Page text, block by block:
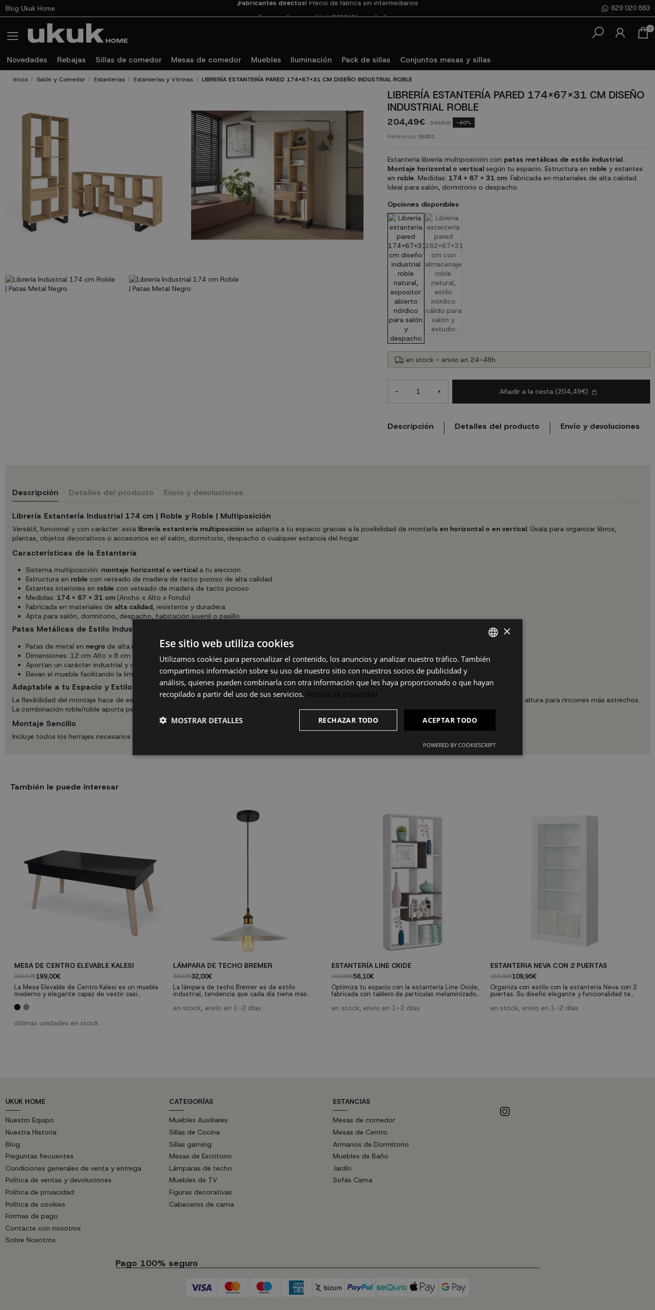
Blog Ukuk Home Paga en 3 cuotas SIN INTERESES con SeQura 629 020 883
0
Novedades Rebajas Sillas de comedor Mesas de comedor Muebles Iluminación Pack de sillas Conjuntos mesas y sillas
Inicio Salón y Comedor Estanterías Estanterías y Vitrinas LIBRERÍA ESTANTERÍA PARED 174X67X31 CM DISEÑO INDUSTRIAL ROBLE
LIBRERÍA ESTANTERÍA PARED 174X67X31 CM DISEÑO
INDUSTRIAL ROBLE
204,49€ 340,82€ -40%
Referencia 06851
Estantería librería multiposición con patas metálicas de estilo industrial.
Montaje horizontal o verticalsegún tu espacio. Estructura en roble y estantes
en roble. Medidas: 174 x 67 x 31 cm. Fabricada en materiales de alta calidad.
Ideal para salón, dormitorio o despacho.
Opciones disponibles
en stock - envío en 24-48h
- + Añadir a la cesta(204,49€)
Descripción Detalles del producto Envío y devoluciones
Descripción Detalles del producto Envío y devoluciones
Librería Estantería Industrial 174 cm | Roble y Roble | Multiposición
Versátil, funcional y con carácter: esta librería estantería multiposiciónse adapta a tu espacio gracias a la posibilidad de montarla en horizontal o en vertical. Úsala para organizar libros,
plantas, objetos decorativos o accesorios en el salón, dormitorio, despacho o cualquier estancia del hogar.
Características de la Estantería
Sistema multiposición: montaje horizontal o verticala tu elección
Estructura en roble con veteado de madera de tacto poroso de alta calidad
Estantes interiores en roble con veteado de madera de tacto poroso
Medidas: 174 x 67 x 31 cm(Ancho x Alto x Fondo)
Fabricada en materiales de alta calidad, resistente y duradera
Apta para salón, dormitorio, despacho, habitación juvenil o pasillo
Patas Metálicas de Estilo Industrial
Patas de metal en negro de alta resistencia
Dimensiones: 12 cm Alto x 8 cm Ancho x 33 cm Profundidad
Aportan un carácter industrial y contemporáneo al conjunto
Elevan el mueble facilitando la limpieza del suelo
Adaptable a tu Espacio y Estilo
La flexibilidad del montaje hace de esta estantería un mueble único: en horizontal ocupa más ancho para espacios abiertos y amplios; en vertical aprovecha la altura para rincones más estrechos.
La combinación roble/roble aporta personalidad y modernidad a cualquier decoración.
Montaje Sencillo
Incluye todos los herrajes necesarios para una instalación rápida y segura, tanto apoyada en pared como como mueble independiente.
También le puede interesar
MESA DE CENTRO ELEVABLE KALESI
331,67€199,00€
La Mesa Elevable de Centro Kalesi es un mueble
moderno y elegante capaz de vestir casi
espacio extra bajo su tapa para guardar cualquier
últimas unidades en stock
LÁMPARA DE TECHO BREMER
53,33€32,00€
La lámpara de techo Bremer es de estilo
industrial, tendencia que cada día tiene más
aparentemente fría pero combinándola con
en stock, envío en 1-2 días
ESTANTERÍA LINE OXIDE
102,00€56,10€
Optimiza tu espacio con la estantería Line Oxide,
fabricada con tablero de partículas melaminizado
una solución organizativa duradera para tu hogar.
en stock, envío en 1-2 días
ESTANTERIA NEVA CON 2 PUERTAS
219,90€109,95€
Organiza con estilo con la estantería Neva con 2
puertas. Su diseño elegante y funcionalidad te
y práctico para realzar la organización en tu
en stock, envío en 1-2 días
UKUK HOME
Nuestro Equipo
Nuestra Historia
Blog
Preguntas frecuentes
Condiciones generales de venta y entrega
Política de ventas y devoluciones
Política de privacidad
Política de cookies
Formas de pago
Contacte con nosotros
Sobre Nosotros
CATEGORÍAS
Muebles Auxiliares
Sillas de Cocina
Sillas gaming
Mesas de Escritorio
Lámparas de techo
Muebles de TV
Figuras decorativas
Cabeceros de cama
ESTANCIAS
Mesas de comedor
Mesas de Centro
Armarios de Dormitorio
Muebles de Baño
Jardín
Sofás Cama
Pago 100% seguro
SPANISH
×
Ese sitio web utiliza cookies
Utilizamos cookies para personalizar el contenido, los anuncios y analizar nuestro tráfico. También
compartimos información sobre su uso de nuestro sitio con nuestros socios de publicidad y
análisis, quienes pueden combinarla con otra información que les haya proporcionado o que hayan
recopilado a partir del uso de sus servicios. Política de privacidad
ACEPTAR TODO
RECHAZAR TODO
MOSTRAR DETALLES
POWERED BY COOKIESCRIPT